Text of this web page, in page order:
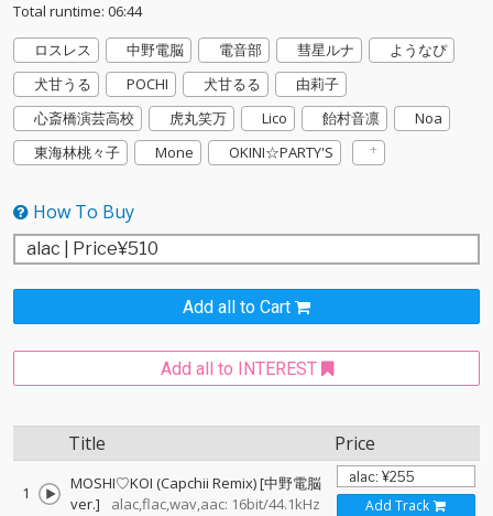
Total runtime: 06:44
ロスレス
中野電脳 電音部 彗星ルナ
ようなぴ
犬甘うる
POCHI 犬甘るる
由莉子
心斎橋演芸高校
虎丸笑万 Lico 飴村音凛
Noa
東海林桃々子
Mone OKINI☆PARTY'S
How To Buy
Add all to Cart
Add all to INTEREST
Title Price
1
MOSHI♡KOI (Capchii Remix) [中野電脳
ver.]
alac,flac,wav,aac: 16bit/44.1kHz Add Track